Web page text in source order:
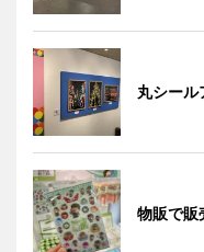
丸シール
物販で販